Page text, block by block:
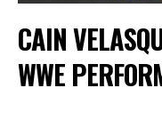
CAIN
WWE